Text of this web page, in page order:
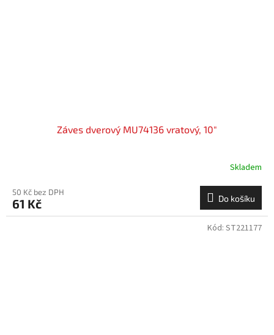
Záves dverový MU74136 vratový, 10"
Skladem
50 Kč bez DPH
61 Kč Do košíku
Kód: ST221177